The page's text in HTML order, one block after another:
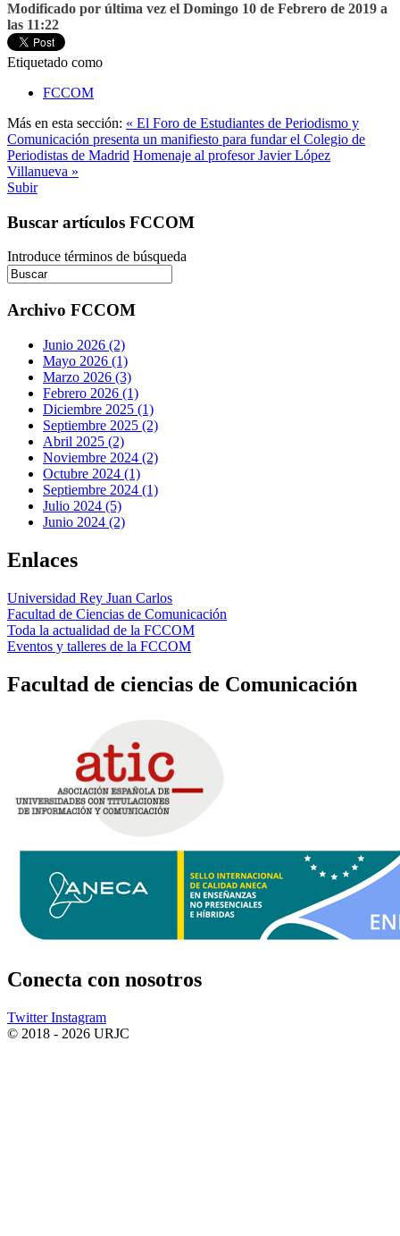
Modificado por última vez el Domingo 10 de Febrero de 2019 a
las 11:22
Etiquetado como
FCCOM
Más en esta sección: « El Foro de Estudiantes de Periodismo y
Comunicación presenta un manifiesto para fundar el Colegio de
Periodistas de Madrid Homenaje al profesor Javier López
Villanueva »
Subir
Buscar artículos FCCOM
Introduce términos de búsqueda
Archivo FCCOM
Junio 2026 (2)
Mayo 2026 (1)
Marzo 2026 (3)
Febrero 2026 (1)
Diciembre 2025 (1)
Septiembre 2025 (2)
Abril 2025 (2)
Noviembre 2024 (2)
Octubre 2024 (1)
Septiembre 2024 (1)
Julio 2024 (5)
Junio 2024 (2)
Enlaces
Universidad Rey Juan Carlos
Facultad de Ciencias de Comunicación
Toda la actualidad de la FCCOM
Eventos y talleres de la FCCOM
Facultad de ciencias de Comunicación
Conecta con nosotros
Twitter Instagram
© 2018 - 2026 URJC